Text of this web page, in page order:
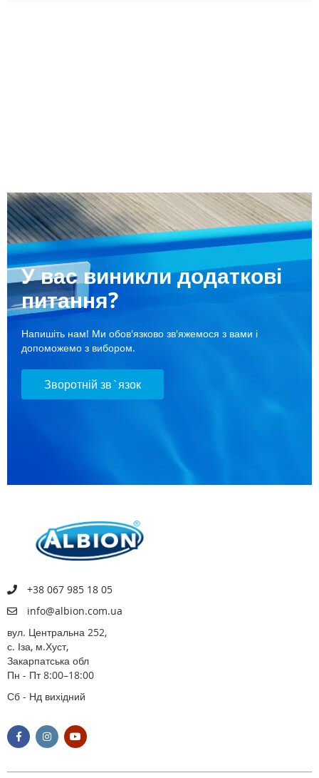
У вас виникли додаткові
питання?
Напишіть нам! Ми обов'язково зв'яжемося з вами і
допоможемо з вибором.
Зворотній зв`язок
+38 067 985 18 05
info@albion.com.ua
вул. Центральна 252,
с. Іза, м.Хуст,
Закарпатська обл
Пн - Пт 8:00–18:00
Сб - Нд вихідний